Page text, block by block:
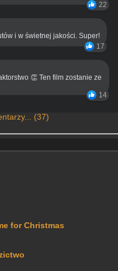
22
i w świetnej jakości. Super!
17
👏 Ten film zostanie ze
14
(37)
for Christmas